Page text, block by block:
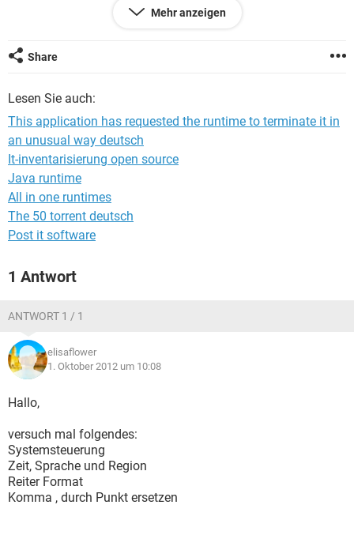
Please contact the application's support team for more
BS ist Windows 7 SP1
Gruß
Mehr anzeigen
Share
Lesen Sie auch:
This application has requested the runtime to terminate it in
an unusual way deutsch
It-inventarisierung open source
Java runtime
All in one runtimes
The 50 torrent deutsch
Post it software
1 Antwort
ANTWORT 1 / 1
elisaflower
1. Oktober 2012 um 10:08
Hallo,
versuch mal folgendes:
Systemsteuerung
Zeit, Sprache und Region
Reiter Format
Komma , durch Punkt ersetzen